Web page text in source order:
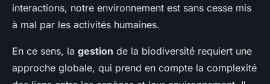
interactions, notre environnement est sans cesse mis
à mal par les activités humaines.
En ce sens, la gestion de la biodiversité requiert une
approche globale, qui prend en compte la complexité